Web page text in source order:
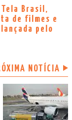
Tela Brasil,
de filmes e
pelo
NOTÍCIA